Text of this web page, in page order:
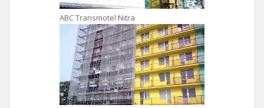
ABC Transmotel Nitra